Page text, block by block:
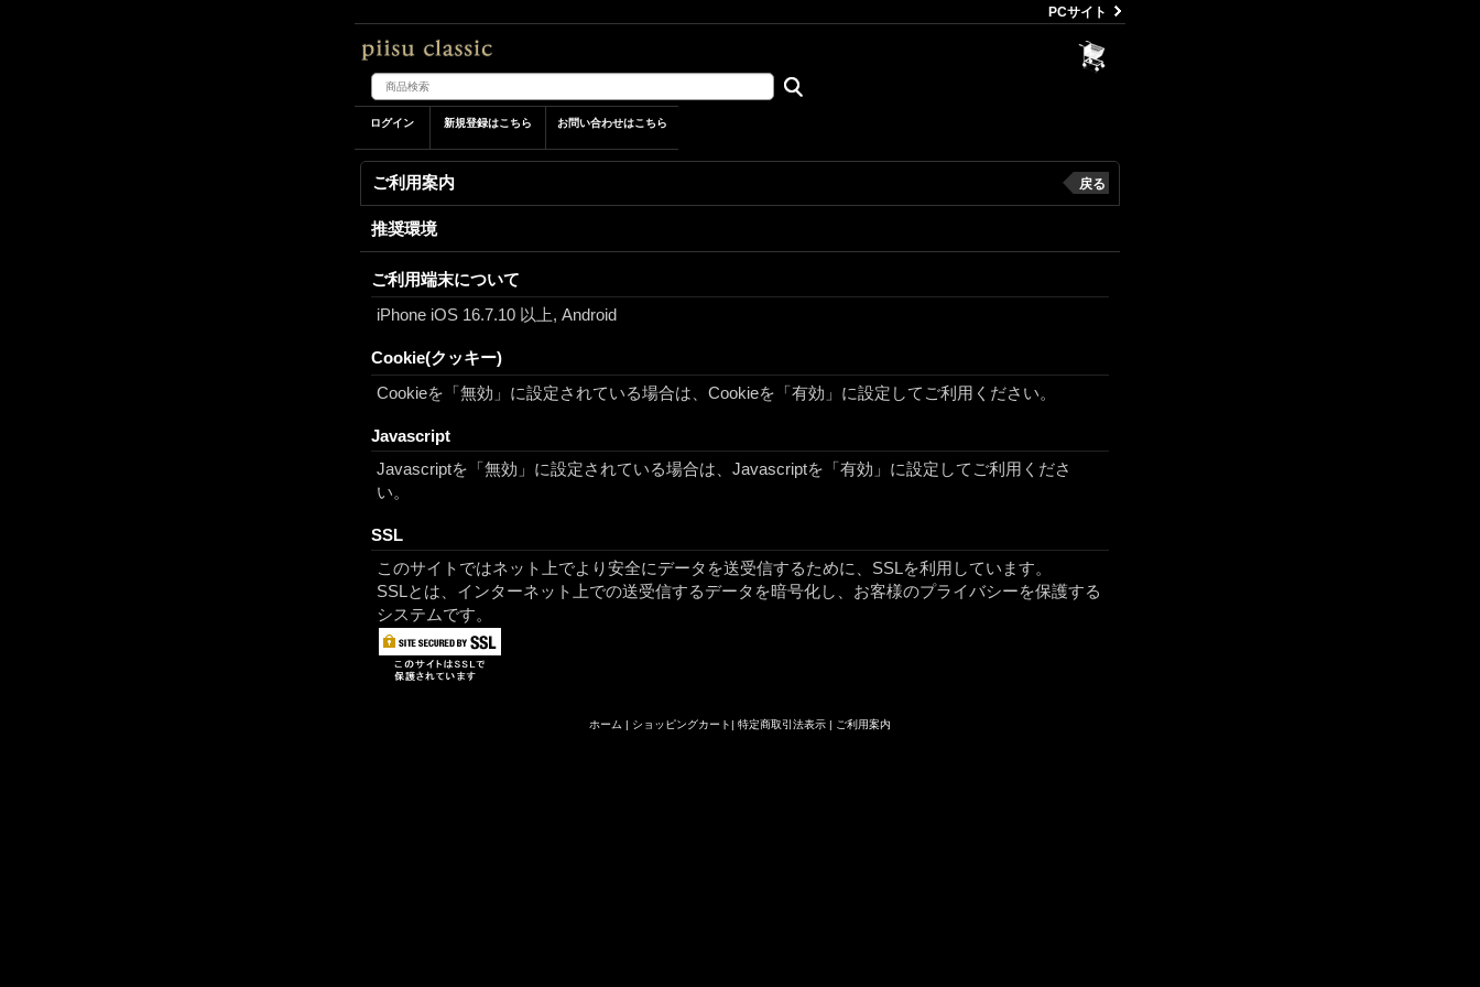
PCサイト
ログイン 新規登録はこちら お問い合わせはこちら
ご利用案内 戻る
推奨環境
ご利用端末について
iPhone iOS 16.7.10 以上, Android
Cookie(クッキー)
Cookieを「無効」に設定されている場合は、Cookieを「有効」に設定してご利用ください。
Javascript
Javascriptを「無効」に設定されている場合は、Javascriptを「有効」に設定してご利用くださ
い。
SSL
このサイトではネット上でより安全にデータを送受信するために、SSLを利用しています。
SSLとは、インターネット上での送受信するデータを暗号化し、お客様のプライバシーを保護する
システムです。
ホーム | ショッピングカート 特定商取引法表示 | ご利用案内